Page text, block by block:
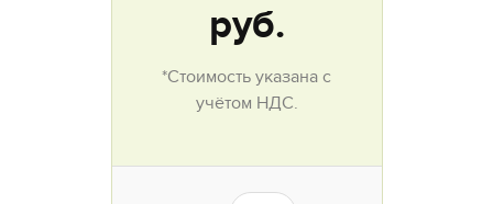
руб.
*Стоимость указана с
учётом НДС.